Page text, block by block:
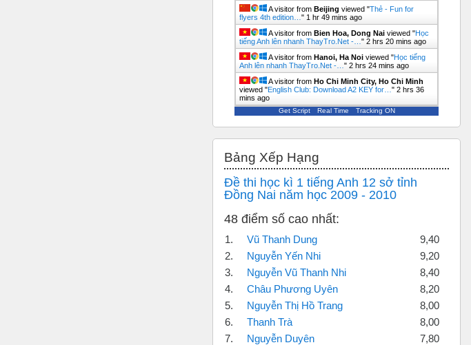
A visitor from Beijing viewed "Thẻ - Fun for
flyers 4th edition… " 1 hr 49 mins ago
A visitor from Bien Hoa, Dong Nai viewed "Học
tiếng Anh lên nhanh ThayTro.Net -… " 2 hrs 20 mins ago
A visitor from Hanoi, Ha Noi viewed "Học tiếng
Anh lên nhanh ThayTro.Net -… " 2 hrs 24 mins ago
A visitor from Ho Chi Minh City, Ho Chi Minh
viewed "English Club: Download A2 KEY for… " 2 hrs 36
mins ago
Get Script Real Time Tracking ON
Bảng Xếp Hạng
Đề thi học kì 1 tiếng Anh 12 sở tỉnh
Đồng Nai năm học 2009 - 2010
48 điểm số cao nhất:
1. Vũ Thanh Dung
9,40
2.
Nguyễn Yến Nhi
9,20
3.
Nguyễn Vũ Thanh Nhi
8,40
4.
Châu Phương Uyên
8,20
5.
Nguyễn Thị Hồ Trang
8,00
6.
Thanh Trà
8,00
7.
Nguyễn Duyên
7,80